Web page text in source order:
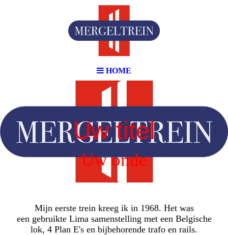
HOME
Uw titel
Uw onde
Mijn eerste trein kreeg ik in 1968. Het was
een gebruikte Lima samenstelling met een Belgische
lok, 4 Plan E's en bijbehorende trafo en rails.